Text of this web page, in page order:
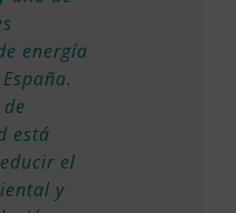
energía
está
el
y